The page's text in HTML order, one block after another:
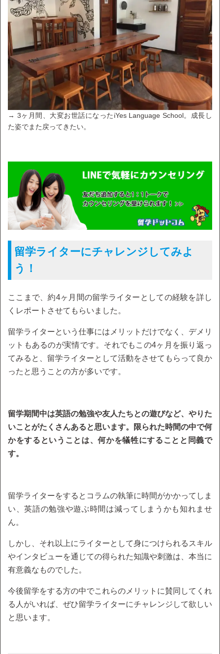
→ 3ヶ月間、大変お世話になったiYes Language School。成長し
た姿でまた戻ってきたい。
留学ライターにチャレンジしてみよ
う！
ここまで、約4ヶ月間の留学ライターとしての経験を詳し
くレポートさせてもらいました。
留学ライターという仕事にはメリットだけでなく、デメリ
ットもあるのが実情です。それでもこの4ヶ月を振り返っ
てみると、留学ライターとして活動をさせてもらって良か
ったと思うことの方が多いです。
留学期間中は英語の勉強や友人たちとの遊びなど、やりた
いことがたくさんあると思います。限られた時間の中で何
かをするということは、何かを犠牲にすることと同義で
す。
留学ライターをするとコラムの執筆に時間がかかってしま
い、英語の勉強や遊ぶ時間は減ってしまうかも知れませ
ん。
しかし、それ以上にライターとして身につけられるスキル
やインタビューを通じての得られた知識や刺激は、本当に
有意義なものでした。
今後留学をする方の中でこれらのメリットに賛同してくれ
る人がいれば、ぜひ留学ライターにチャレンジして欲しい
と思います。